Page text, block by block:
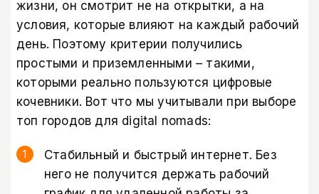
жизни, он смотрит не на открытки, а на
условия, которые влияют на каждый рабочий
день. Поэтому критерии получились
простыми и приземленными – такими,
которыми реально пользуются цифровые
кочевники. Вот что мы учитывали при выборе
топ городов для digital nomads:
Стабильный и быстрый интернет. Без
него не получится держать рабочий